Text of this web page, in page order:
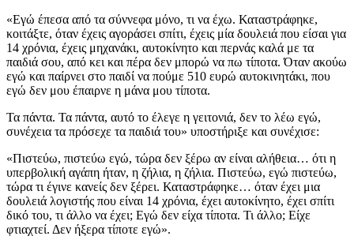
«Εγώ έπεσα από τα σύννεφα μόνο, τι να έχω. Καταστράφηκε,
κοιτάξτε, όταν έχεις αγοράσει σπίτι, έχεις μία δουλειά που είσαι για
14 χρόνια, έχεις μηχανάκι, αυτοκίνητο και περνάς καλά με τα
παιδιά σου, από κει και πέρα δεν μπορώ να πω τίποτα. Όταν ακούω
εγώ και παίρνει στο παιδί να πούμε 510 ευρώ αυτοκινητάκι, που
εγώ δεν μου έπαιρνε η μάνα μου τίποτα.
Τα πάντα. Τα πάντα, αυτό το έλεγε η γειτονιά, δεν το λέω εγώ,
συνέχεια τα πρόσεχε τα παιδιά του» υποστήριξε και συνέχισε:
«Πιστεύω, πιστεύω εγώ, τώρα δεν ξέρω αν είναι αλήθεια… ότι η
υπερβολική αγάπη ήταν, η ζήλια, η ζήλια. Πιστεύω, εγώ πιστεύω,
τώρα τι έγινε κανείς δεν ξέρει. Καταστράφηκε… όταν έχει μια
δουλειά λογιστής που είναι 14 χρόνια, έχει αυτοκίνητο, έχει σπίτι
δικό του, τι άλλο να έχει; Εγώ δεν είχα τίποτα. Τι άλλο; Είχε
φτιαχτεί. Δεν ήξερα τίποτε εγώ».